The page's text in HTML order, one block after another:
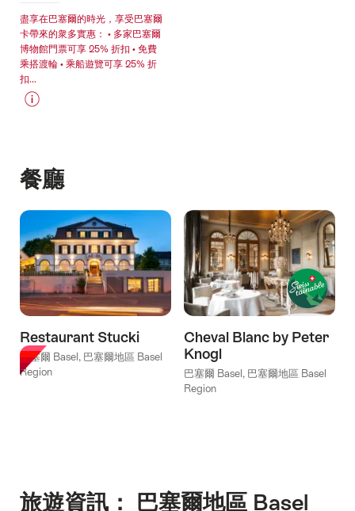
盡享在巴塞爾的時光，享受巴塞爾
卡帶來的衆多實惠： • 多家巴塞爾
博物館門票可享 25% 折扣 • 免費
乘搭渡輪 • 乘船遊覽可享 25% 折
扣...
息
"巴
遊
客
卡"
餐廳
Restaurant Stucki
巴塞爾 Basel, 巴塞爾地區 Basel
Region
Cheval Blanc by Peter
Knogl
巴塞爾 Basel, 巴塞爾地區 Basel
Region
旅遊資訊： 巴塞爾地區 Basel